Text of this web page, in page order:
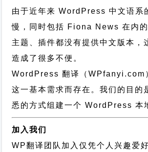
由于近年来 WordPress 中文语系
慢，同时包括 Fiona News 在内
主题、插件都没有提供中文版本，
造成了很多不便。
WordPress 翻译（WPfanyi.com
这一基本需求而存在。我们的目的
悉的方式组建一个 WordPress 本
加入我们
WP翻译团队加入仅凭个人兴趣爱